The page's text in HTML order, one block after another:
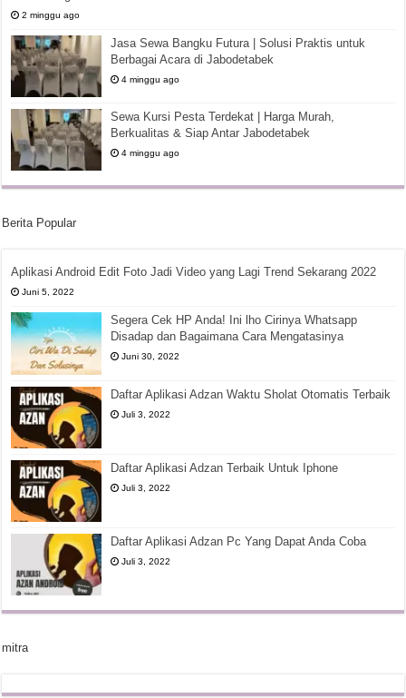
2 minggu ago
Jasa Sewa Bangku Futura | Solusi Praktis untuk
Berbagai Acara di Jabodetabek
4 minggu ago
Sewa Kursi Pesta Terdekat | Harga Murah,
Berkualitas & Siap Antar Jabodetabek
4 minggu ago
Berita Popular
Aplikasi Android Edit Foto Jadi Video yang Lagi Trend Sekarang 2022
Juni 5, 2022
Segera Cek HP Anda! Ini lho Cirinya Whatsapp
Disadap dan Bagaimana Cara Mengatasinya
Juni 30, 2022
Daftar Aplikasi Adzan Waktu Sholat Otomatis Terbaik
Juli 3, 2022
Daftar Aplikasi Adzan Terbaik Untuk Iphone
Juli 3, 2022
Daftar Aplikasi Adzan Pc Yang Dapat Anda Coba
Juli 3, 2022
mitra